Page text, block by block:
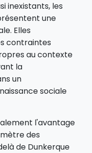
inexistants, les
une
Elles
contraintes
au contexte
la
un
sociale
l'avantage
des
de Dunkerque